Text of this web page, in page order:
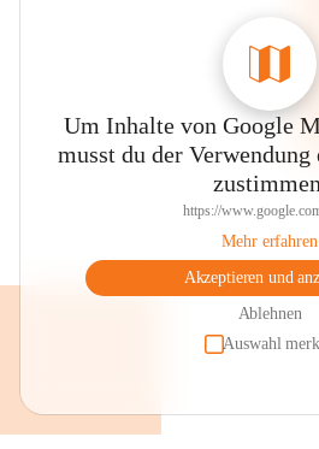
Um Inhalte von Google
musst du der
https://
Mehr erfahren
Akzeptieren und
Ablehnen
Auswahl